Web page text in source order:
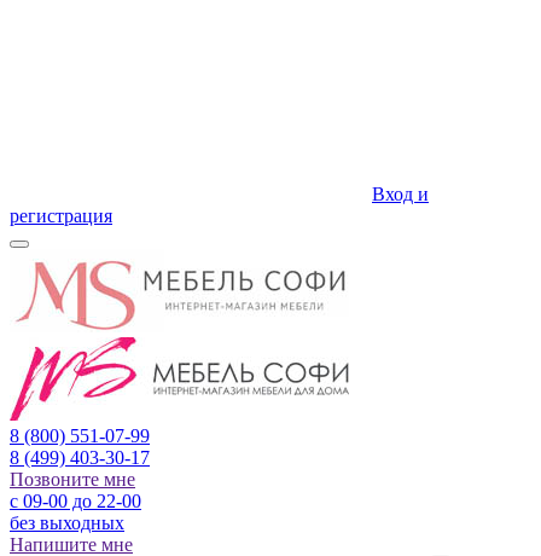
Вход и
регистрация
8 (800) 551-07-99
8 (499) 403-30-17
Позвоните мне
с 09-00 до 22-00
без выходных
Напишите мне